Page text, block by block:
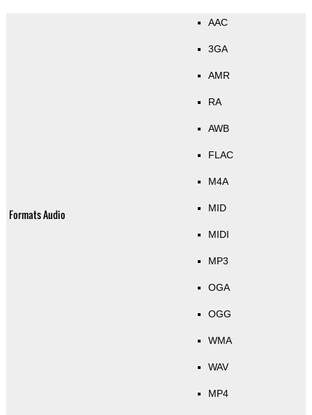
Formats Audio
AAC
3GA
AMR
RA
AWB
FLAC
M4A
MID
MIDI
MP3
OGA
OGG
WMA
WAV
MP4